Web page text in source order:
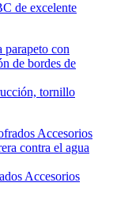
de excelente
tornillo
Accesorios